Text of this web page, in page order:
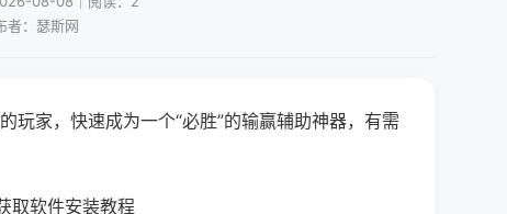
者：瑟斯网
玩家，快速成为一个“必胜”的输赢辅助神器，有需
取软件安装教程